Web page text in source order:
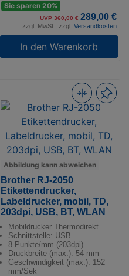
Sie sparen 20%
UVP 360,00 € 289,00 €
zzgl. MwSt., zzgl. Versandkosten
In den Warenkorb
Abbildung kann abweichen
Brother RJ-2050
Etikettendrucker,
Labeldrucker, mobil, TD,
203dpi, USB, BT, WLAN
Mobildrucker Thermodirekt
Schnittstelle: USB
8 Punkte/mm (203dpi)
Druckbreite (max.): 54 mm
Geschwindigkeit (max.): 152
mm/Sek